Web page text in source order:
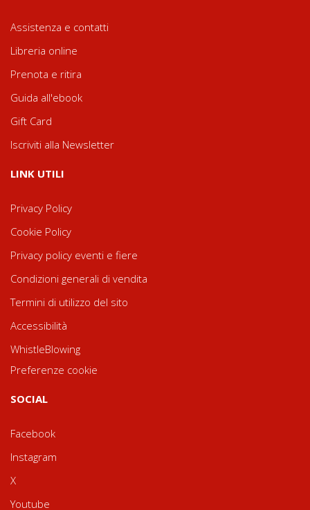
Assistenza e contatti
Libreria online
Prenota e ritira
Guida all'ebook
Gift Card
Iscriviti alla Newsletter
LINK UTILI
Privacy Policy
Cookie Policy
Privacy policy eventi e fiere
Condizioni generali di vendita
Termini di utilizzo del sito
Accessibilità
WhistleBlowing
Preferenze cookie
SOCIAL
Facebook
Instagram
X
Youtube